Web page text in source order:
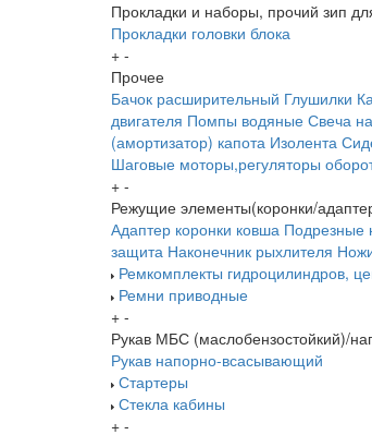
Прокладки и наборы, прочий зип
Прокладки головки блока
+ -
Прочее
Бачок расширительный Глушилки
двигателя Помпы водяные Свеча
(амортизатор) капота Изолента
Шаговые моторы,регуляторы
+ -
Режущие элементы(коронки/
Адаптер коронки ковша Подрезные
защита Наконечник рыхлителя
Ремкомплекты гидроцилиндров,
Ремни приводные
+ -
Рукав МБС (маслобензостойкий)/
Рукав напорно-всасывающий
Стартеры
Стекла кабины
+ -